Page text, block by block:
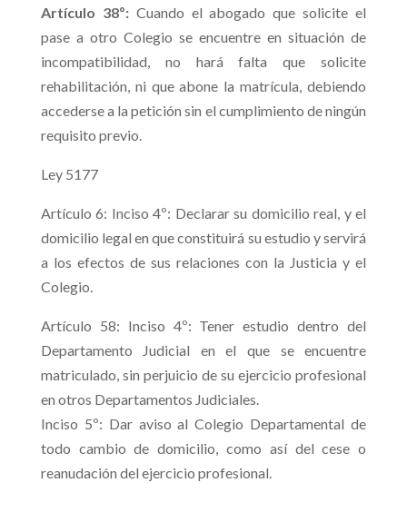
Artículo 38º:Cuando el abogado que solicite el
pase a otro Colegio se encuentre en situación de
incompatibilidad, no hará falta que solicite
rehabilitación, ni que abone la matrícula, debiendo
accederse a la petición sin el cumplimiento de ningún
requisito previo.
Ley 5177
Artículo 6: Inciso 4º: Declarar su domicilio real, y el
domicilio legal en que constituirá su estudio y servirá
a los efectos de sus relaciones con la Justicia y el
Colegio.
Artículo 58: Inciso 4º: Tener estudio dentro del
Departamento Judicial en el que se encuentre
matriculado, sin perjuicio de su ejercicio profesional
en otros Departamentos Judiciales.
Inciso 5º: Dar aviso al Colegio Departamental de
todo cambio de domicilio, como así del cese o
reanudación del ejercicio profesional.